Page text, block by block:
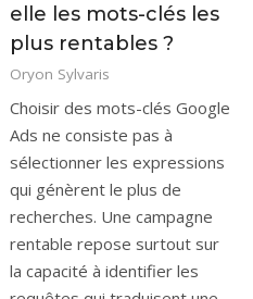
elle les mots-clés les
plus rentables ?
Oryon Sylvaris
Choisir des mots-clés Google
Ads ne consiste pas à
sélectionner les expressions
qui génèrent le plus de
recherches. Une campagne
rentable repose surtout sur
la capacité à identifier les